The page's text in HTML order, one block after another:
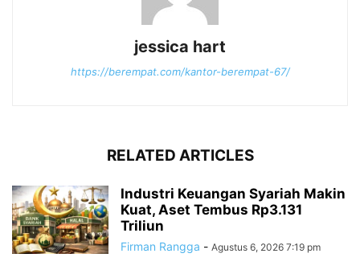
jessica hart
https://berempat.com/kantor-berempat-67/
RELATED ARTICLES
Industri Keuangan Syariah Makin
Kuat, Aset Tembus Rp3.131
Triliun
Firman Rangga - Agustus 6, 2026 7:19 pm